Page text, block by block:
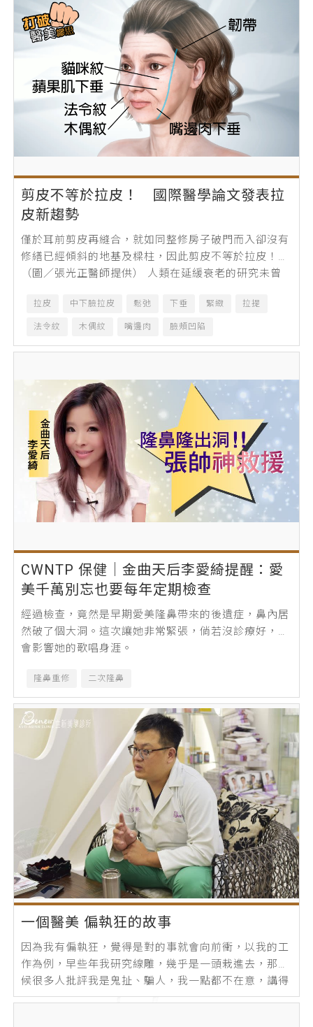
剪皮不等於拉皮！ 國際醫學論文發表拉
皮新趨勢
僅於耳前剪皮再縫合，就如同整修房子破門而入卻沒有
修繕已經傾斜的地基及樑柱，因此剪皮不等於拉皮！
（圖／張光正醫師提供） 人類在延緩衰老的研究未曾
拉皮 中下臉拉皮 鬆弛 下垂 緊緻 拉提
法令紋 木偶紋 嘴邊肉 臉頰凹陷
CWNTP 保健│金曲天后李愛綺提醒：愛
美千萬別忘也要每年定期檢查
經過檢查，竟然是早期愛美隆鼻帶來的後遺症，鼻內居
然破了個大洞。這次讓她非常緊張，倘若沒診療好，還
會影響她的歌唱身涯。
隆鼻重修 二次隆鼻
一個醫美 偏執狂的故事
因為我有偏執狂，覺得是對的事就會向前衝，以我的工
作為例，早些年我研究線雕，幾乎是一頭栽進去，那時
候很多人批評我是鬼扯、騙人，我一點都不在意，講得
更精確一點，我根本沒聽到他們在說什麼...